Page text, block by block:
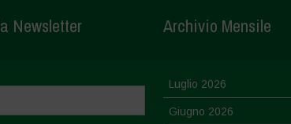
Newsletter Archivio Mensile
Luglio 2026
Giugno 2026